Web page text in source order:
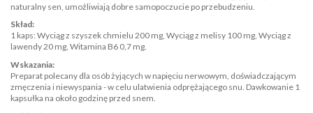
naturalny sen, umożliwiają dobre samopoczucie po przebudzeniu.
Skład:
1 kaps: Wyciąg z szyszek chmielu 200 mg, Wyciąg z melisy 100 mg, Wyciąg z
lawendy 20 mg, Witamina B6 0,7 mg.
Wskazania:
Preparat polecany dla osób żyjących w napięciu nerwowym, doświadczającym
zmęczenia i niewyspania - w celu ulatwienia odprężającego snu. Dawkowanie 1
kapsułka na około godzinę przed snem.